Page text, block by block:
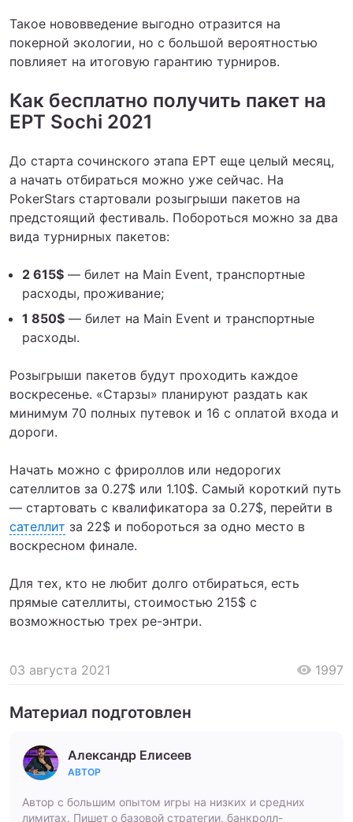
Такое нововведение выгодно отразится на
покерной экологии, но с большой вероятностью
повлияет на итоговую гарантию турниров.
Как бесплатно получить пакет на
EPT Sochi 2021
До старта сочинского этапа EPT еще целый месяц,
а начать отбираться можно уже сейчас. На
PokerStars стартовали розыгрыши пакетов на
предстоящий фестиваль. Побороться можно за два
вида турнирных пакетов:
2 615$ — билет на Main Event, транспортные
расходы, проживание;
1 850$ — билет на Main Event и транспортные
расходы.
Розыгрыши пакетов будут проходить каждое
воскресенье. «Старзы» планируют раздать как
минимум 70 полных путевок и 16 с оплатой входа и
дороги.
Начать можно с фрироллов или недорогих
сателлитов за 0.27$ или 1.10$. Самый короткий путь
— стартовать с квалификатора за 0.27$, перейти в
сателлит за 22$ и побороться за одно место в
воскресном финале.
Для тех, кто не любит долго отбираться, есть
прямые сателлиты, стоимостью 215$ с
возможностью трех ре-энтри.
03 августа 2021 1997
Материал подготовлен
Александр Елисеев
АВТОР
Автор с большим опытом игры на низких и средних
лимитах. Пишет о базовой стратегии, банкролл-